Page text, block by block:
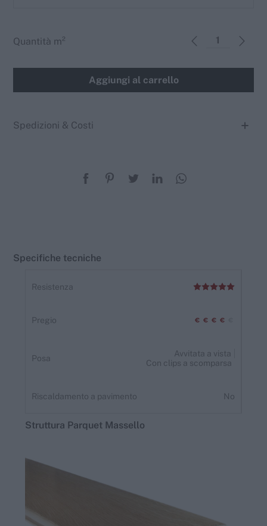
Quantità m²
Aggiungi al carrello
Spedizioni & Costi
Specifiche tecniche
Resistenza
Pregio
Posa
Avvitata a vista
Con clips a scomparsa
Riscaldamento a pavimento No
Struttura Parquet Massello